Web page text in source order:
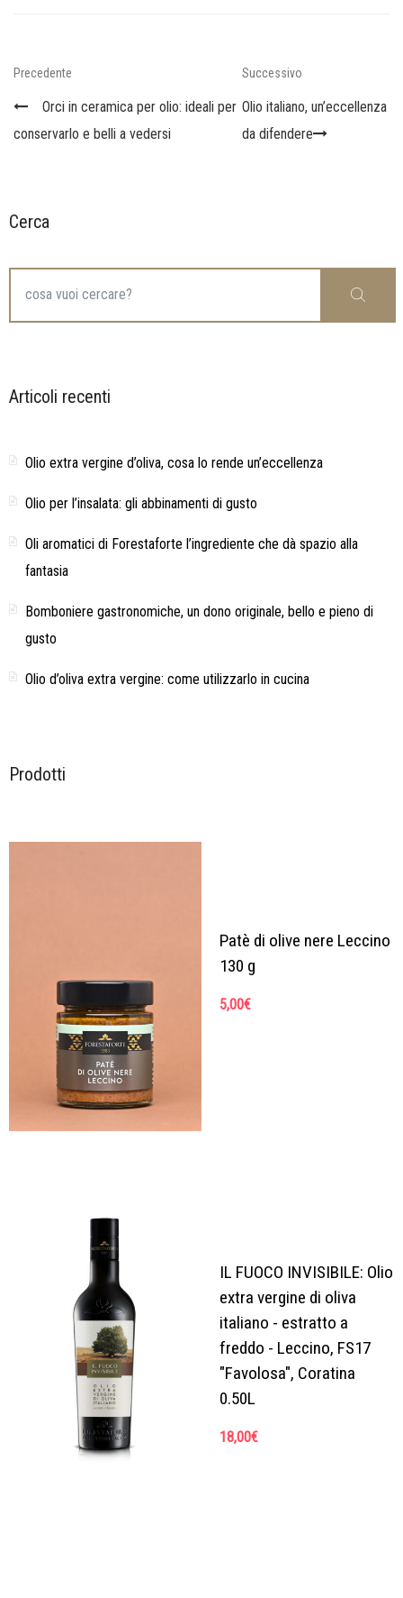
Navigazione
articoli
Previous
Precedente
Orci in ceramica per olio: ideali per
conservarlo e belli a vedersi
Next
Post
Successivo
Olio italiano, un’eccellenza
da difendere
Cerca
Articoli recenti
Olio extra vergine d’oliva, cosa lo rende un’eccellenza
Olio per l’insalata: gli abbinamenti di gusto
Oli aromatici di Forestaforte l’ingrediente che dà spazio alla
fantasia
Bomboniere gastronomiche, un dono originale, bello e pieno di
gusto
Olio d’oliva extra vergine: come utilizzarlo in cucina
Prodotti
Patè di olive nere Leccino
130 g
5,00€
IL FUOCO INVISIBILE: Olio
extra vergine di oliva
italiano - estratto a
freddo - Leccino, FS17
"Favolosa", Coratina
0.50L
18,00€